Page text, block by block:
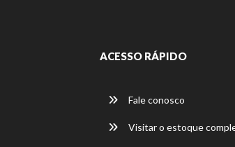
ACESSO RÁPIDO
Fale conosco
Visitar o estoque